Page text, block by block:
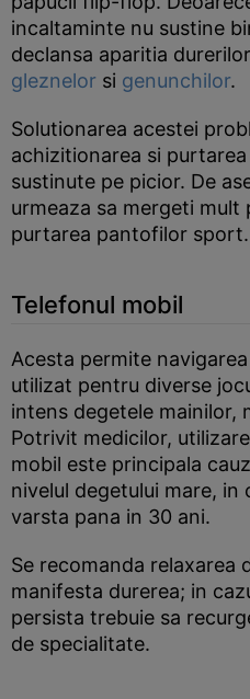
incaltaminte nu sustine
declansa aparitia
gleznelor si genunchilor.
Solutionarea acestei
achizitionarea si
sustinute pe picior. De
urmeaza sa mergeti
purtarea pantofilor sport.
Telefonul mobil
Acesta permite
utilizat pentru diverse
intens degetele mainilor,
Potrivit medicilor,
mobil este principala
nivelul degetului mare, in
varsta pana in 30 ani.
Se recomanda relaxarea
manifesta durerea; in
persista trebuie sa
de specialitate.